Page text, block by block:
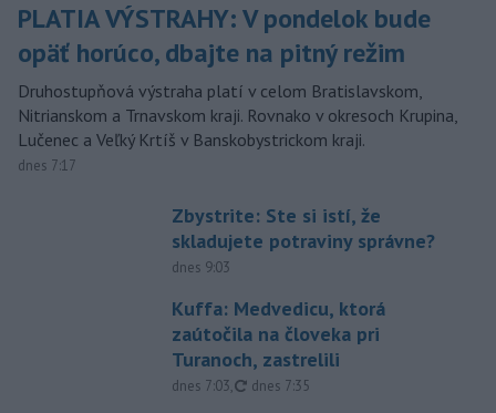
PLATIA VÝSTRAHY: V pondelok bude
opäť horúco, dbajte na pitný režim
Druhostupňová výstraha platí v celom Bratislavskom,
Nitrianskom a Trnavskom kraji. Rovnako v okresoch Krupina,
Lučenec a Veľký Krtíš v Banskobystrickom kraji.
dnes 7:17
Zbystrite: Ste si istí, že
skladujete potraviny správne?
dnes 9:03
Kuffa: Medvedicu, ktorá
zaútočila na človeka pri
Turanoch, zastrelili
dnes 7:03, aktualizované
dnes 7:35